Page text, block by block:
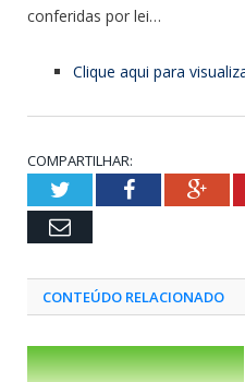
conferidas por lei…
Clique aqui para
COMPARTILHAR:
TwitterFacebook
Email
CONTEÚDO RELACIONADO